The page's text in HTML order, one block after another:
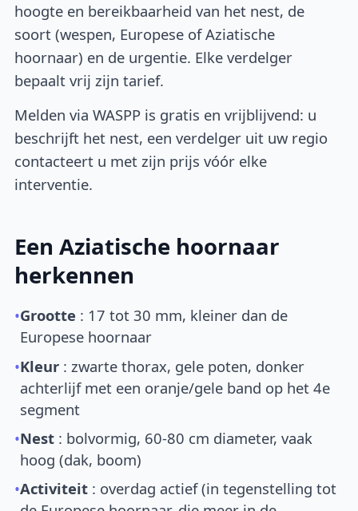
hoogte en bereikbaarheid van het nest, de
soort (wespen, Europese of Aziatische
hoornaar) en de urgentie. Elke verdelger
bepaalt vrij zijn tarief.
Melden via WASPP is gratis en vrijblijvend: u
beschrijft het nest, een verdelger uit uw regio
contacteert u met zijn prijs vóór elke
interventie.
Een Aziatische hoornaar
herkennen
•Grootte : 17 tot 30 mm, kleiner dan de
Europese hoornaar
•Kleur : zwarte thorax, gele poten, donker
achterlijf met een oranje/gele band op het 4e
segment
•Nest : bolvormig, 60-80 cm diameter, vaak
hoog (dak, boom)
•Activiteit : overdag actief (in tegenstelling tot